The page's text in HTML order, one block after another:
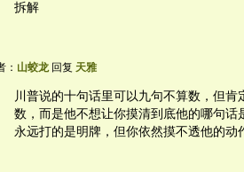
拆解
： 山蛟龙回复 天雅
川普说的十句话里可以九句不算数，但
数，而是他不想让你摸清到底他的哪句
永远打的是明牌，但你依然摸不透他的动